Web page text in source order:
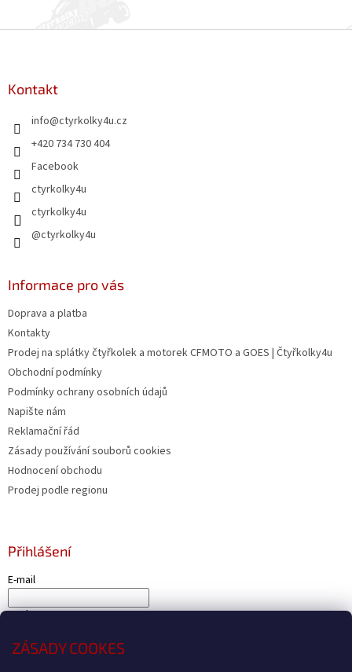
ZÁSADY COOKES
Kontakt
info@ctyrkolky4u.cz
+420 734 730 404
Facebook
ctyrkolky4u
ctyrkolky4u
@ctyrkolky4u
Informace pro vás
Doprava a platba
Kontakty
Prodej na splátky čtyřkolek a motorek CFMOTO a GOES | Čtyřkolky4u
Obchodní podmínky
Podmínky ochrany osobních údajů
Napište nám
Reklamační řád
Zásady používání souborů cookies
Hodnocení obchodu
Prodej podle regionu
Přihlášení
E-mail
Heslo
PŘIHLÁSIT SE